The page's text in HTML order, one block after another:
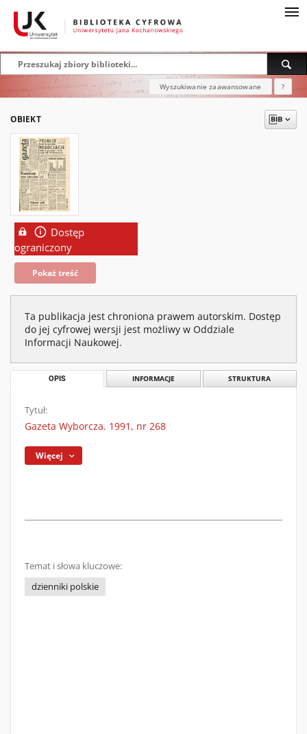
Wyszukiwanie zaawansowane ?
OBIEKT
Dostęp
ograniczony
Pokaż treść
Ta publikacja jest chroniona prawem autorskim. Dostęp
do jej cyfrowej wersji jest możliwy w Oddziale
Informacji Naukowej.
OPIS INFORMACJE STRUKTURA
Tytuł:
Gazeta Wyborcza. 1991, nr 268
Więcej
Temat i słowa kluczowe:
dzienniki polskie